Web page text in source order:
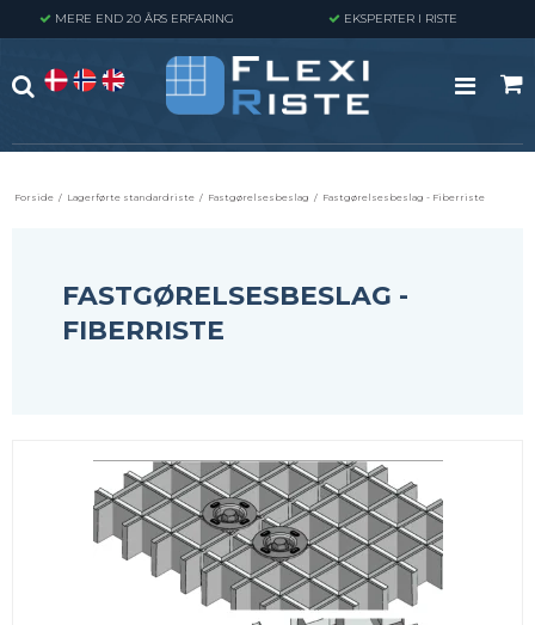
MERE END 20 ÅRS ERFARING EKSPERTER I RISTE
Forside / Lagerførte standardriste / Fastgørelsesbeslag / Fastgørelsesbeslag - Fiberriste
FASTGØRELSESBESLAG -
FIBERRISTE